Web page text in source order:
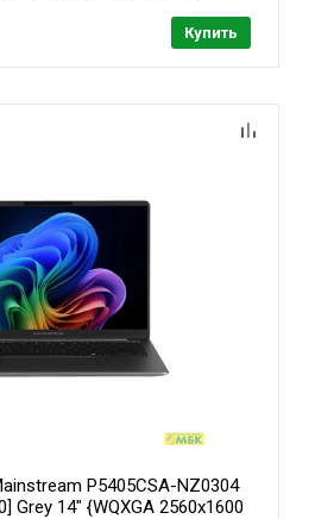
Купить
P5405CSA-NZ0304
Grey 14" {WQXGA 2560x1600